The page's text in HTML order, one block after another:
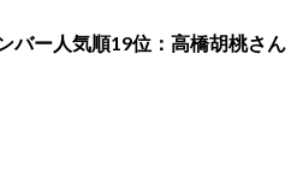
バー人気順19位：高橋胡桃さん